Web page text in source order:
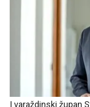
I varaždinski župan